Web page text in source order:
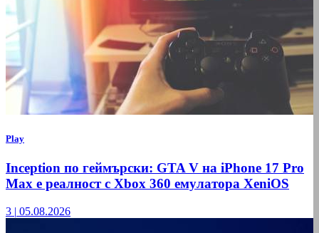
Play
Inception по геймърски: GTA V на iPhone 17 Pro
Max е реалност с Xbox 360 емулатора XeniOS
3 | 05.08.2026